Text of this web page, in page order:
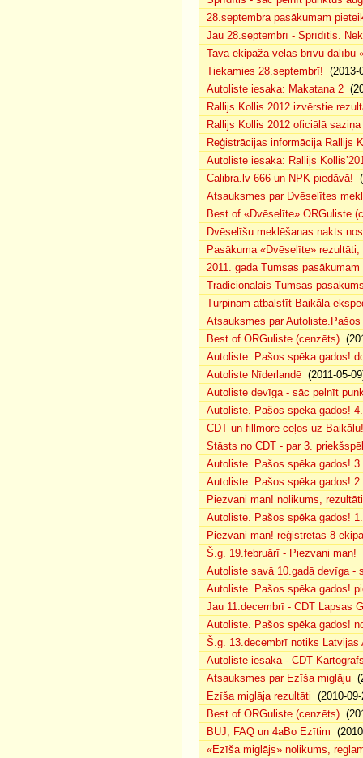
28.septembra pasākumam
Jau 28.septembrī - Sprīdītis.
Tava ekipāža vēlas brīvu dalību
Tiekamies 28.septembrī! (2013-
Autoliste iesaka: Makatana 2
Rallijs Kollis 2012 izvērstie
Rallijs Kollis 2012 oficiālā saziņa
Reģistrācijas informācija Rallijs
Autoliste iesaka: Rallijs
Calibra.lv 666 un NPK piedāvā!
Atsauksmes par Dvēselītes
Best of «Dvēselīte» ORGuliste
Dvēselīšu meklēšanas nakts
Pasākuma «Dvēselīte»
2011. gada Tumsas
Tradicionālais Tumsas
Turpinam atbalstīt Baikāla
Atsauksmes par
Best of ORGuliste (cenzēts)
Autoliste. Pašos spēka gados!
Autoliste Nīderlandē (2011-05-
Autoliste devīga - sāc pelnīt
Autoliste. Pašos spēka gados!
CDT un fillmore ceļos uz Baikālu!
Stāsts no CDT - par 3.
Autoliste. Pašos spēka gados!
Autoliste. Pašos spēka gados!
Piezvani man! nolikums,
Autoliste. Pašos spēka gados!
Piezvani man! reģistrētas 8
Š.g. 19.februārī - Piezvani man!
Autoliste savā 10.gadā devīga -
Autoliste. Pašos spēka gados!
Jau 11.decembrī - CDT Lapsas
Autoliste. Pašos spēka gados!
Š.g. 13.decembrī notiks Latvijas
Autoliste iesaka - CDT
Atsauksmes par Ezīša miglāju
Ezīša miglāja rezultāti (2010-
Best of ORGuliste (cenzēts)
BUJ, FAQ un 4aBo Ezītim
«Ezīša miglājs» nolikums,